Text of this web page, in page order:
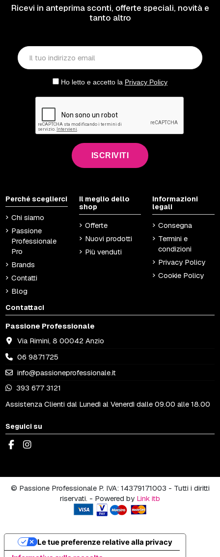
Ricevi in anteprima sconti, offerte speciali, novità e
tanto altro
Ho letto e accetto la Privacy Policy
ISCRIVITI
Perché sceglierci
Chi siamo
Passione
Professionale
Pro
Brands
Contatti
Blog
Il meglio dello
shop
Offerte
Nuovi prodotti
Più venduti
Informazioni
legali
Consegna
Termini e
condizioni
Privacy Policy
Cookie Policy
Contattaci
Passione Professionale
Via Rimini, 8 00042 Anzio
06 9871725
info@passioneprofessionale.it
393 677 3121
Assistenza Clienti dal Lunedì al Venerdì dalle 09.00 alle 18.00
Seguici su
© Passione Professionale P. IVA: 14379171003 - Tutti i diritti
riservati. - Powered by Link itb
Le tue preferenze relative alla privacy